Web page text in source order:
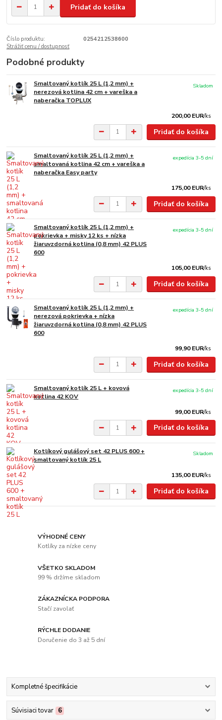
Pridať do košíka
Číslo produktu:
0254212538600
Strážiť cenu / dostupnosť
Podobné produkty
Smaltovaný kotlík 25 L (1,2 mm) +
nerezová kotlina 42 cm + vareška a
naberačka TOPLUX
200,00 EUR/ks
Skladom
Pridať do košíka
Smaltovaný kotlík 25 L (1,2 mm) +
smaltovaná kotlina 42 cm + vareška a
naberačka Easy party
175,00 EUR/ks
expedícia 3-5 dní
Pridať do košíka
Smaltovaný kotlík 25 L (1,2 mm) +
pokrievka + misky 12 ks + nízka
žiaruvzdorná kotlina (0,8 mm) 42 PLUS
600
105,00 EUR/ks
expedícia 3-5 dní
Pridať do košíka
Smaltovaný kotlík 25 L (1,2 mm) +
nerezová pokrievka + nízka
žiaruvzdorná kotlina (0,8 mm) 42 PLUS
600
99,90 EUR/ks
expedícia 3-5 dní
Pridať do košíka
Smaltovaný kotlík 25 L + kovová
kotlina 42 KOV
99,00 EUR/ks
expedícia 3-5 dní
Pridať do košíka
Kotlíkový gulášový set 42 PLUS 600 +
smaltovaný kotlík 25 L
135,00 EUR/ks
Skladom
Pridať do košíka
VÝHODNÉ CENY
Kotlíky za nízke ceny
VŠETKO SKLADOM
99 % držíme skladom
ZÁKAZNÍCKA PODPORA
Stačí zavolať
RÝCHLE DODANIE
Doručenie do 3 až 5 dní
Kompletné špecifikácie
Súvisiaci tovar 6